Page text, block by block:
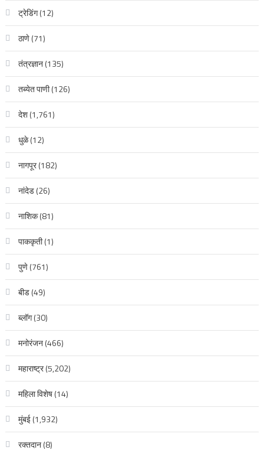
ट्रेडिंग(12)
ठाणे(71)
तंत्रज्ञान(135)
तब्येत पाणी(126)
देश(1,761)
धुळे(12)
नागपूर(182)
नांदेड(26)
नाशिक(81)
पाककृती(1)
पुणे(761)
बीड(49)
ब्लॉग(30)
मनोरंजन(466)
महाराष्ट्र(5,202)
महिला विशेष(14)
मुंबई(1,932)
रक्‍तदान(8)